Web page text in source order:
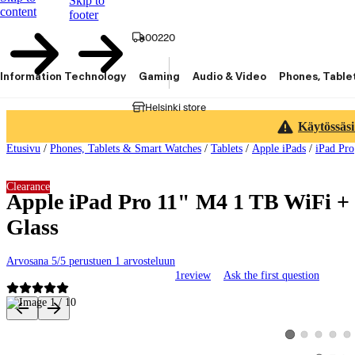
content
footer
00220
Helsinki store
Information Technology Gaming Audio & Video Phones,
Etusivu / Phones, Tablets & Smart Watches / Tablets / Apple iPads / iPad Pro
Apple iPad Pro 11" M4 1 TB WiFi +
Glass
Arvosana 5/5 perustuen 1 arvosteluun
1review Ask the first question
Clearance
Product images and videos
View product
View product image
View product
View